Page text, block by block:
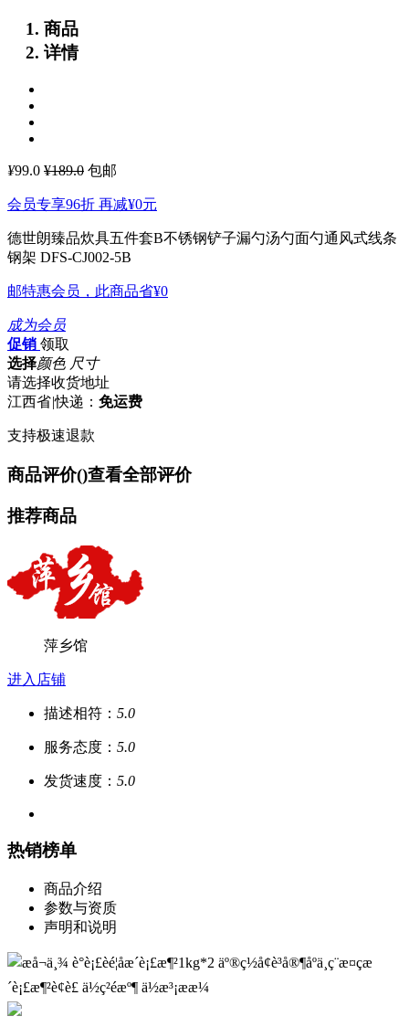
商品
详情
¥99.0 ¥189.0 包邮
会员专享96折 再减¥0元
德世朗臻品炊具五件套B不锈钢铲子漏勺汤勺面勺通风式线条
钢架 DFS-CJ002-5B
邮特惠会员，此商品省¥0
成为会员
促销 领取
选择颜色 尺寸
请选择收货地址
江西省|快递： 免运费
支持极速退款
商品评价()查看全部评价
推荐商品
萍乡馆
进入店铺
描述相符： 5.0
服务态度： 5.0
发货速度： 5.0
热销榜单
商品介绍
参数与资质
声明和说明